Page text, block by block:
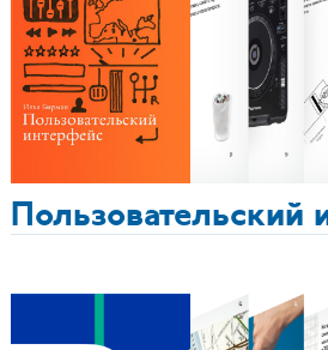
Пользовательский